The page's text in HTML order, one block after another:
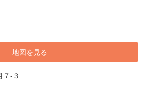
地図を見る
７-３